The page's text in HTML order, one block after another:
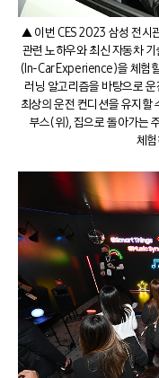
▲ 이번 CES 2023 삼성 전시
관련 노하우와 최신 자동차
(In-Car Experience)을 체험
러닝 알고리즘을 바탕으로
최상의 운전 컨디션을 유지할
부스(위), 집으로 돌아가는
체